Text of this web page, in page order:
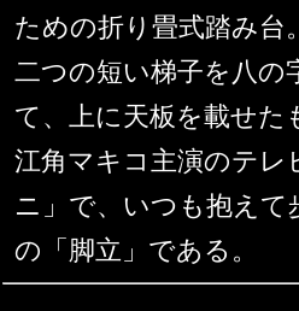
ための折り畳式踏み台。
二つの短い梯子を八の
て、上に天板を載せた
江角マキコ主演のテレ
ニ」で、いつも抱えて
の「脚立」である。